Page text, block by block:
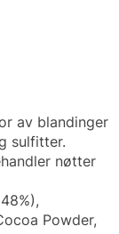
av blandinger
sulfitter.
nøtter
Powder,